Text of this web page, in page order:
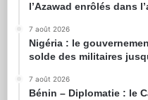
l’Azawad enrôlés dans
7 août 2026
Nigéria : le
solde des militaires
7 août 2026
Bénin – Diplomatie : le